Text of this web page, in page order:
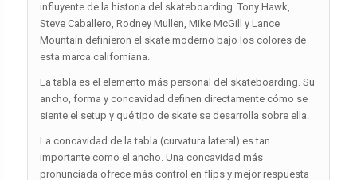
influyente de la historia del skateboarding. Tony Hawk,
Steve Caballero, Rodney Mullen, Mike McGill y Lance
Mountain definieron el skate moderno bajo los colores de
esta marca californiana.
La tabla es el elemento más personal del skateboarding. Su
ancho, forma y concavidad definen directamente cómo se
siente el setup y qué tipo de skate se desarrolla sobre ella.
La concavidad de la tabla (curvatura lateral) es tan
importante como el ancho. Una concavidad más
pronunciada ofrece más control en flips y mejor respuesta